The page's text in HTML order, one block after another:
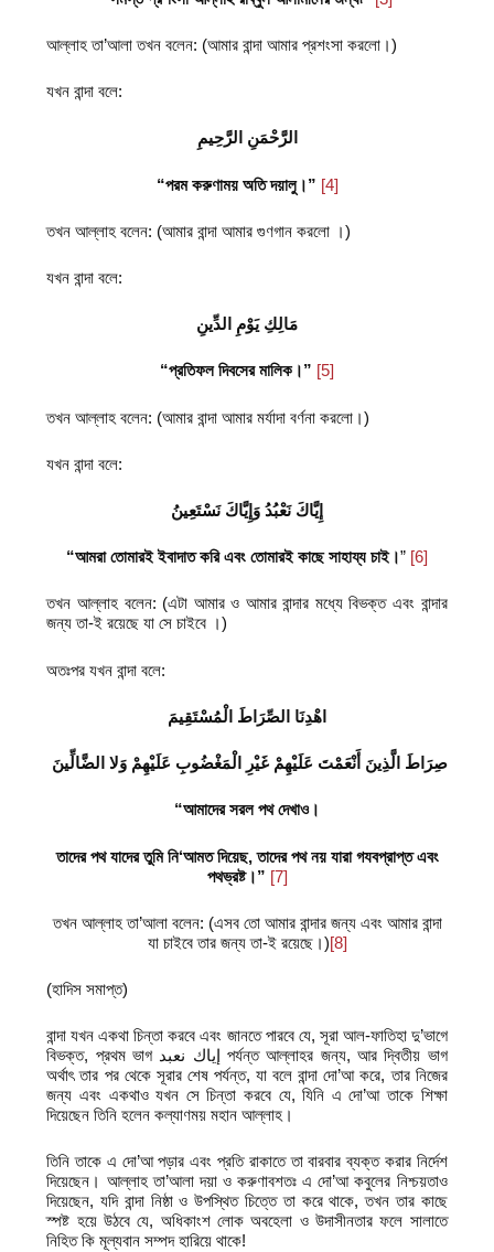
আল্লাহ তা’আলা তখন বলেন: (আমার বান্দা আমার প্রশংসা করলো।)
যখন বান্দা বলে:
الرَّحْمَنِ الرَّحِيمِ
“পরম করুণাময় অতি দয়ালু।” [4]
তখন আল্লাহ বলেন: (আমার বান্দা আমার গুণগান করলো ।)
যখন বান্দা বলে:
مَالِكِ يَوْمِ الدِّينِ
“প্রতিফল দিবসের মালিক।” [5]
তখন আল্লাহ বলেন: (আমার বান্দা আমার মর্যাদা বর্ণনা করলো।)
যখন বান্দা বলে:
إِيَّاكَ نَعْبُدُ وَإِيَّاكَ نَسْتَعِينُ
“আমরা তোমারই ইবাদাত করি এবং তোমারই কাছে সাহায্য চাই।” [6]
তখন আল্লাহ বলেন: (এটা আমার ও আমার বান্দার মধ্যে বিভক্ত এবং বান্দার
জন্য তা-ই রয়েছে যা সে চাইবে ।)
অতঃপর যখন বান্দা বলে:
اهْدِنَا الصِّرَاطَ الْمُسْتَقِيمَ
صِرَاطَ الَّذِينَ أَنْعَمْتَ عَلَيْهِمْ غَيْرِ الْمَغْضُوبِ عَلَيْهِمْ وَلا الضَّالِّينَ
“আমাদের সরল পথ দেখাও।
তাদের পথ যাদের তুমি নি‘আমত দিয়েছ,তাদের পথ নয় যারা গযবপ্রাপ্ত এবং
পথভ্রষ্ট।” [7]
তখন আল্লাহ তা’আলা বলেন: (এসব তো আমার বান্দার জন্য এবং আমার বান্দা
যা চাইবে তার জন্য তা-ই রয়েছে।)[8]
(হাদিস সমাপ্ত)
বান্দা যখন একথা চিন্তা করবে এবং জানতে পারবে যে, সূরা আল-ফাতিহা দু’ভাগে
বিভক্ত, প্রথম ভাগ إياك نعبد পর্যন্ত আল্লাহর জন্য, আর দ্বিতীয় ভাগ
অর্থাৎ তার পর থেকে সূরার শেষ পর্যন্ত, যা বলে বান্দা দো’আ করে, তার নিজের
জন্য এবং একথাও যখন সে চিন্তা করবে যে, যিনি এ দো’আ তাকে শিক্ষা
দিয়েছেন তিনি হলেন কল্যাণময় মহান আল্লাহ।
তিনি তাকে এ দো’আ পড়ার এবং প্রতি রাকাতে তা বারবার ব্যক্ত করার নির্দেশ
দিয়েছেন। আল্লাহ তা’আলা দয়া ও করুণাবশতঃ এ দো’আ কবুলের নিশ্চয়তাও
দিয়েছেন, যদি বান্দা নিষ্ঠা ও উপস্থিত চিত্তে তা করে থাকে, তখন তার কাছে
স্পষ্ট হয়ে উঠবে যে, অধিকাংশ লোক অবহেলা ও উদাসীনতার ফলে সালাতে
নিহিত কি মূল্যবান সম্পদ হারিয়ে থাকে!